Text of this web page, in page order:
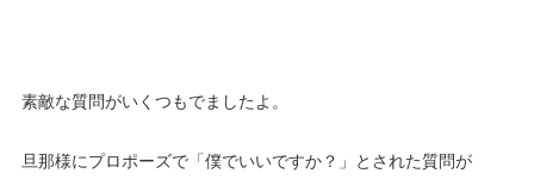
素敵な質問がいくつもでましたよ。
旦那様にプロポーズで「僕でいいですか？」とされた質問が